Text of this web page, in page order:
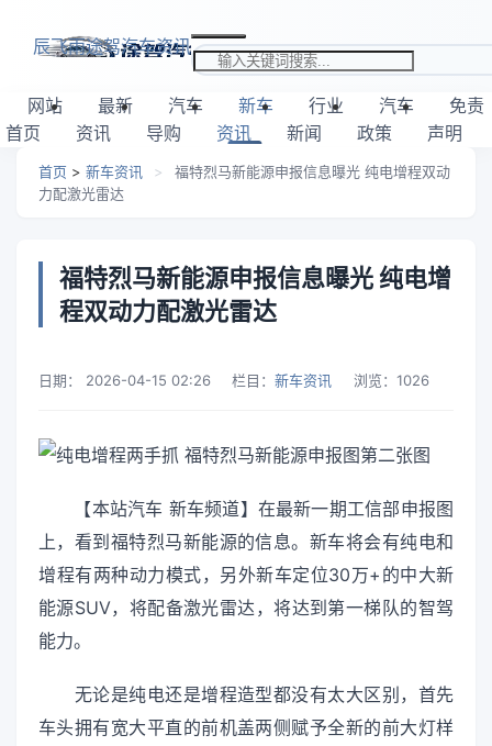
辰飞雨途驾汽车资讯
搜索关键词
网站
首页
最新
资讯
汽车
导购
新车
资讯
行业
新闻
汽车
政策
免责
声明
首页 > 新车资讯 >
福特烈马新能源申报信息曝光 纯电增程双动
力配激光雷达
福特烈马新能源申报信息曝光 纯电增
程双动力配激光雷达
日期： 2026-04-15 02:26 栏目： 新车资讯 浏览： 1026
【本站汽车 新车频道】在最新一期工信部申报图
上，看到福特烈马新能源的信息。新车将会有纯电和
增程有两种动力模式，另外新车定位30万+的中大新
能源SUV，将配备激光雷达，将达到第一梯队的智驾
能力。
无论是纯电还是增程造型都没有太大区别，首先
车头拥有宽大平直的前机盖两侧赋予全新的前大灯样